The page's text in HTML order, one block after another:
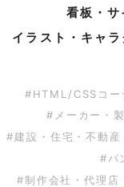
看板・サ
イラスト・キャラ
#HTML/CSSコー
#メーカー・
#建設・住宅・不動産
#パ
#制作会社・代理店